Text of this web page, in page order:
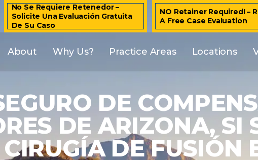
No Se Requiere Retenedor –
Solicite Una Evaluación Gratuita
De Su Caso
NO Retainer Required! –
A Free Case Evaluation
About Why Us? Practice Areas Locations
DE
DE ARIZONA, SI
DE FUSIÓN